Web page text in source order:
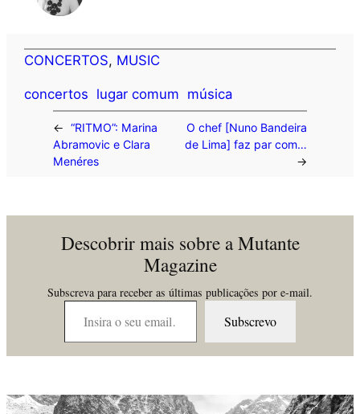
CONCERTOS, MUSIC
concertos lugar comum música
←
“RITMO”: Marina
Abramovic e Clara
Menéres
O chef [Nuno Bandeira
de Lima] faz par com…
→
Descobrir mais sobre a Mutante
Magazine
Subscreva para receber as últimas publicações por e-mail.
Insira o seu email…
Subscrevo